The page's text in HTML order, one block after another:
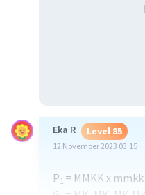
Eka R Level 85
12 November 2023 03:15
P 1 = MMKK x mmkk